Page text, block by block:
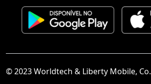
© 2023 Worldtech & Liberty Mobile, Co.